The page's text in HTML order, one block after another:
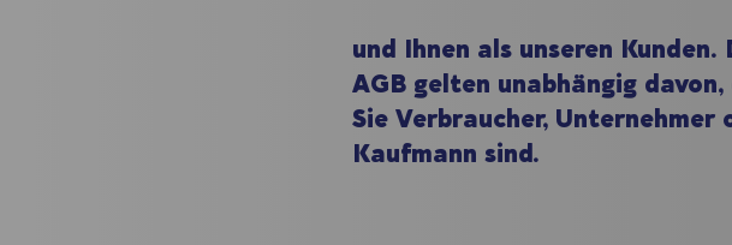
und Ihnen als unseren Kunden.
AGB gelten unabhängig davon,
Sie Verbraucher, Unternehmer
Kaufmann sind.